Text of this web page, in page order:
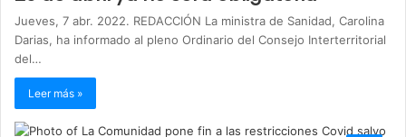
Jueves, 7 abr. 2022. REDACCIÓN La ministra de Sanidad, Carolina
Darias, ha informado al pleno Ordinario del Consejo Interterritorial
del…
Leer más »